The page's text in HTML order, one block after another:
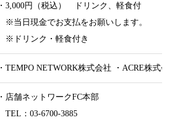
・3,000円（税込） ドリンク、軽食付
※当日現金でお支払をお願いします。
※ドリンク・軽食付き
・TEMPO NETWORK株式会社 ・ACRE株式会
・店舗ネットワークFC本部
TEL：03-6700-3885